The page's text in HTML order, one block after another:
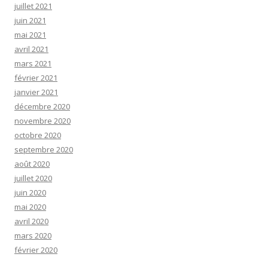
juillet 2021
juin 2021
mai 2021
avril 2021
mars 2021
février 2021
janvier 2021
décembre 2020
novembre 2020
octobre 2020
septembre 2020
août 2020
juillet 2020
juin 2020
mai 2020
avril 2020
mars 2020
février 2020